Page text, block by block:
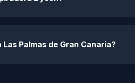
Palmas de Gran Canaria?